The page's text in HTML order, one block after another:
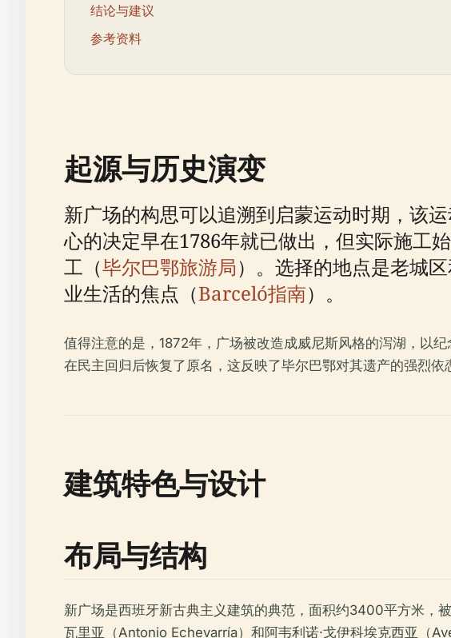
结论与建议
参考资料
起源与历史演变
新广场的构思可以追溯到启蒙运动时期，该
心的决定早在1786年就已做出，但实际施工
工（毕尔巴鄂旅游局）。选择的地点是老城
业生活的焦点（Barceló指南）。
值得注意的是，1872年，广场被改造成威尼斯风格的泻湖，以
在民主回归后恢复了原名，这反映了毕尔巴鄂对其遗产的强烈依
建筑特色与设计
布局与结构
新广场是西班牙新古典主义建筑的典范，面积约3400平方米，
瓦里亚（Antonio Echevarría）和阿韦利诺·戈伊科埃克西亚（